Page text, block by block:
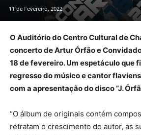
11 de Fevereiro, 2022
O Auditório do Centro Cultural de
concerto de Artur Órfão e
18 de fevereiro. Um espetáculo que
regresso do músico e cantor
com a apresentação do disco “J.
“O álbum de originais contém
retratam o crescimento do autor, as